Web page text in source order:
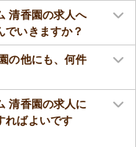
清香園の求人へ
でいきますか？
の他にも、何件
清香園の求人に
ればよいです